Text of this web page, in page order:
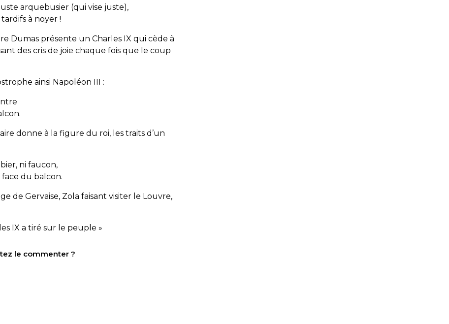
arquebusier (qui vise juste),
à noyer !
Dumas présente un Charles IX qui cède à
des cris de joie chaque fois que le coup
ainsi Napoléon III :
donne à la figure du roi, les traits d’un
ni faucon,
du balcon.
de Gervaise, Zola faisant visiter le Louvre,
IX a tiré sur le peuple »
le commenter ?